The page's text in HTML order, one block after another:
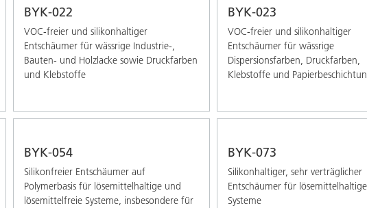
BYK-022
VOC-freier und silikonhaltiger
Entschäumer für wässrige Industrie-,
Bauten- und Holzlacke sowie Druckfarben
und Klebstoffe
BYK-023
VOC-freier und silikonhaltiger
Entschäumer für wässrige
Dispersionsfarben, Druckfarben,
Klebstoffe und
BYK-054
Silikonfreier Entschäumer auf
Polymerbasis für lösemittelhaltige und
lösemittelfreie Systeme, insbesondere für
BYK-073
Silikonhaltiger, sehr verträglicher
Entschäumer für lösemittelhaltige
Systeme